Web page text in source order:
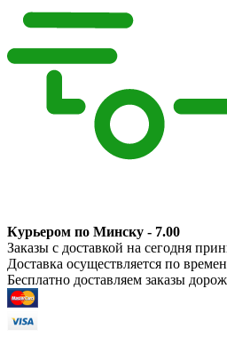
Курьером по Минску - 7.00
Заказы с доставкой на сегодня
Доставка осуществляется по
Бесплатно доставляем заказы